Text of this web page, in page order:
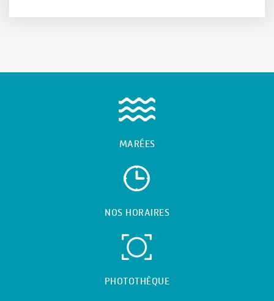
MARÉES
NOS HORAIRES
PHOTOTHÈQUE